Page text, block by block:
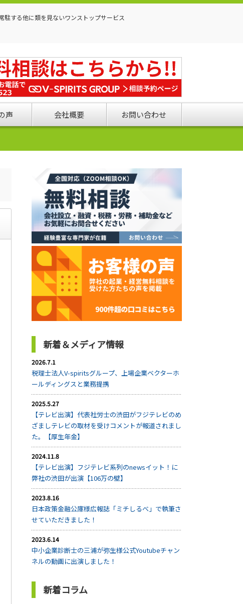
する他に類を見ないワンストップサービス
声 会社概要 お問い合わせ
新着＆メディア情報
2026.7.1
税理士法人V-spiritsグループ、上場企業ベクターホ
ールディングスと業務提携
2025.5.27
【テレビ出演】代表社労士の渋田がフジテレビのめ
ざましテレビの取材を受けコメントが報道されまし
た。【厚生年金】
2024.11.8
【テレビ出演】フジテレビ系列のnewsイット！に
弊社の渋田が出演【106万の壁】
2023.8.16
日本政策金融公庫様広報誌「ミチしるべ」で執筆さ
せていただきました！
2023.6.14
中小企業診断士の三浦が弥生様公式Youtubeチャン
ネルの動画に出演しました！
新着コラム